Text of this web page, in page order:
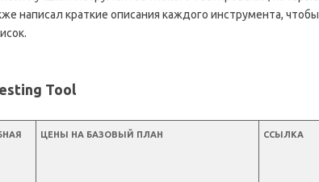
написал краткие описания каждого инструмента, чтобы
Tool
ЦЕНЫ НА БАЗОВЫЙ ПЛАН ССЫЛКА